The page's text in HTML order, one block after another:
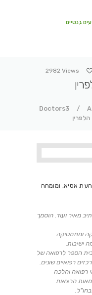
גנטיים
2982 Views
Doctors3
גנטיים
העת אסיא, ומומחה
נתיב מאיר ועוד. הוסמך
ומתמטיקה
ישיבות.
הספר לרפואה של
רפואיים שונים.
רפואה והלכה
מאות הרצאות